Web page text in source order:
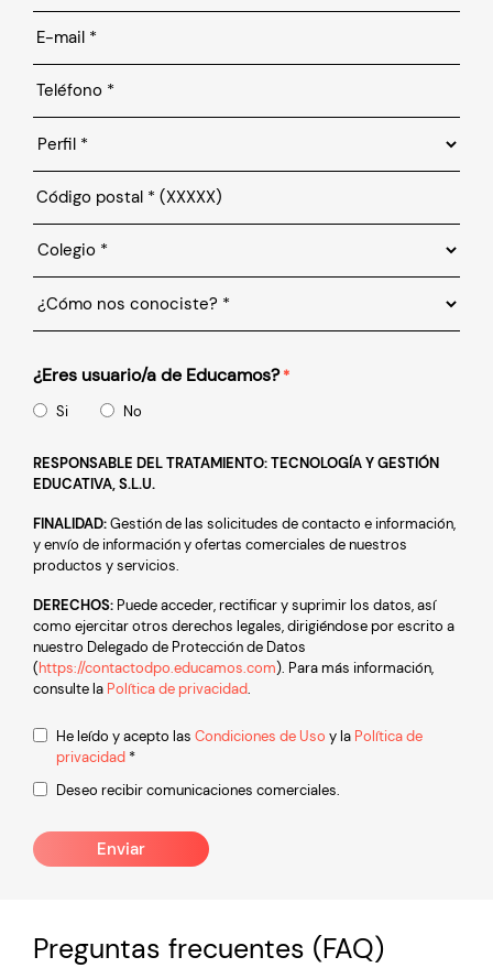
¿Eres usuario/a de Educamos? *
Si
No
RESPONSABLE DEL TRATAMIENTO: TECNOLOGÍA Y GESTIÓN
EDUCATIVA, S.L.U.
FINALIDAD:Gestión de las solicitudes de contacto e información,
y envío de información y ofertas comerciales de nuestros
productos y servicios.
DERECHOS: Puede acceder, rectificar y suprimir los datos, así
como ejercitar otros derechos legales, dirigiéndose por escrito a
nuestro Delegado de Protección de Datos
(https://contactodpo.educamos.com). Para más información,
consulte la Política de privacidad.
Condiciones
He leído y acepto las Condiciones de Uso y la Política de
privacidad *
Comunicaciones
Deseo recibir comunicaciones comerciales.
Preguntas frecuentes (FAQ)